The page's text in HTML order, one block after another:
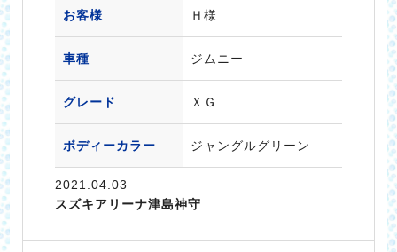
お客様 Ｈ様
車種 ジムニー
グレード ＸＧ
ボディーカラー ジャングルグリーン
2021.04.03
スズキアリーナ津島神守